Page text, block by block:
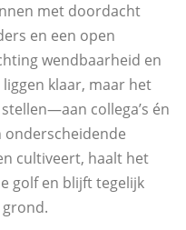
met doordacht
en een open
wendbaarheid en
klaar, maar het
collega’s én
cultiveert, haalt het
golf en blijft tegelijk